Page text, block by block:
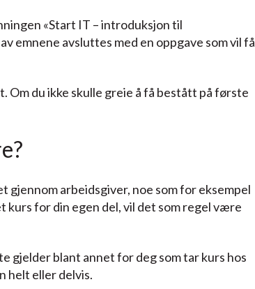
«Start IT – introduksjon til
emnene avsluttes med en oppgave som vil få
du ikke skulle greie å få bestått på første
arbeidsgiver, noe som for eksempel
kurs for din egen del, vil det som regel være
gjelder blant annet for deg som tar kurs hos
helt eller delvis.